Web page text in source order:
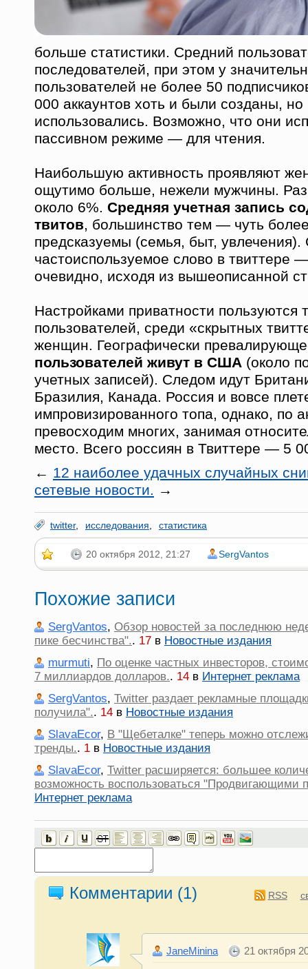
больше статистики. Средний
последователей, при этом у
пользователей не более 50
000 аккаунтов хоть и были созданы, но
использовались. Возможно, что они
пассивном режиме — для чтения.
Наибольшую активность проявляют
ощутимо больше, нежели мужчины.
около 6%. Средняя учетная запись
твитов, большинство тем — чуть
предсказуемы (семья, быт,
частоиспользуемое слово в твиттере
очевидно, исходя из вышеописанной
Настройками приватности пользуются
пользователей, среди «скрытных
женщин. Географически
пользователей живут в США (около
учетных записей). Следом идут
Бразилия, Канада. Россия и вовсе
импровизированного топа, однако, по
превосходим многих, занимая
место. Всего россиян в Твиттере — 5
← 12 наиболее удачных случайных
сетевые новости. →
twitter, исследования статистика
20 октября 2012, 21:27 SergVantos
Похожие записи
SergVantos, Обзор новостей за последнюю
пике бесчинства".. 17 в Новостные издания
murmuti, По оценке частных инвесторов,
7 миллиардов долларов.. 14 в Интернет реклама
SergVantos, Twitter раздает рекламные
получила".. 14 в Новостные издания
SlavaEcor, В "Щебеталке" теперь можно
тренды.. 1 в Новостные издания
SlavaEcor, Twitter расширяется: большее
возможность воспользоваться "Продвигающими
Интернет реклама
Комментарии (1) RSS
JaneMinina 21 октября